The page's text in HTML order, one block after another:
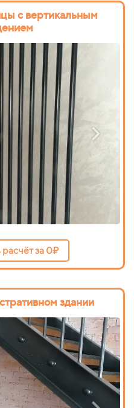
с вертикальным
за 0₽
здании